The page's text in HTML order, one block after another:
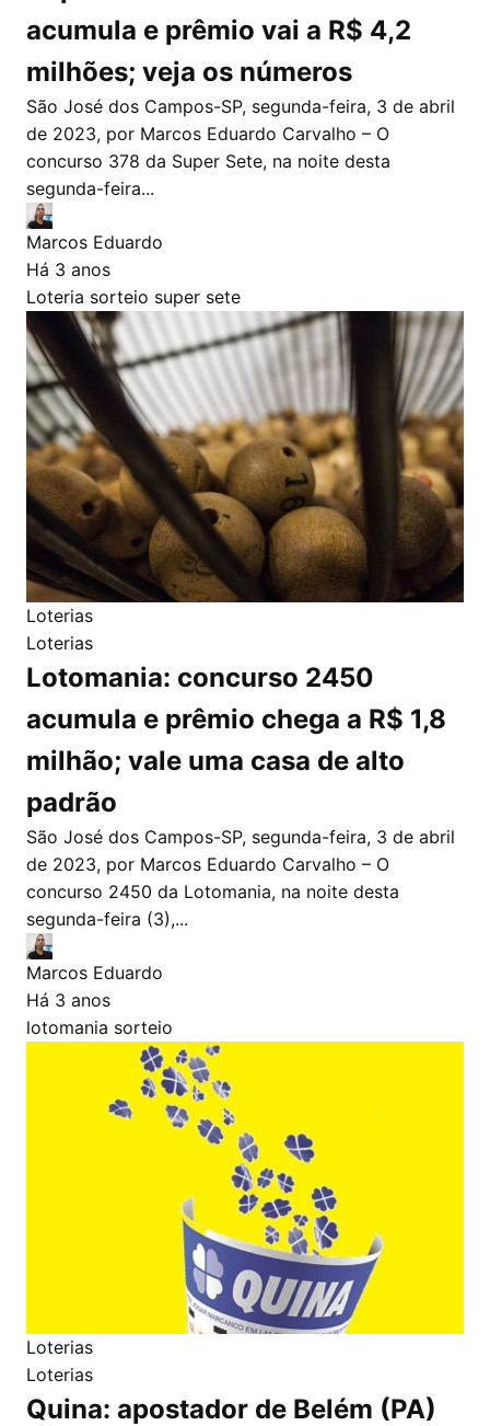
acumula e prêmio vai a R$ 4,2
milhões; veja os números
São José dos Campos-SP, segunda-feira, 3 de abril
de 2023, por Marcos Eduardo Carvalho – O
concurso 378 da Super Sete, na noite desta
segunda-feira...
Marcos Eduardo
Há 3 anos
Loteria sorteio super sete
Loterias
Loterias
Lotomania: concurso 2450
acumula e prêmio chega a R$ 1,8
milhão; vale uma casa de alto
padrão
São José dos Campos-SP, segunda-feira, 3 de abril
de 2023, por Marcos Eduardo Carvalho – O
concurso 2450 da Lotomania, na noite desta
segunda-feira (3),...
Marcos Eduardo
Há 3 anos
lotomania sorteio
Loterias
Loterias
Quina: apostador de Belém (PA)